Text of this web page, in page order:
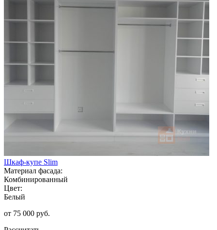
Шкаф-купе Slim
Материал фасада:
Комбинированный
Цвет:
Белый
от 75 000 руб.